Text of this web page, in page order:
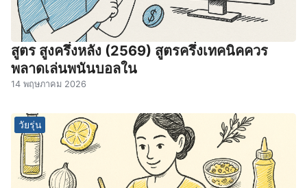
สูตร สูงครึ่งหลัง (2569) สูตรครึ่งเทคนิคควร
พลาดเล่นพนันบอลใน
14 พฤษภาคม 2026
วัยรุ่น